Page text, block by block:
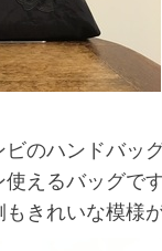
のハンドバッグ
えるバッグで
きれいな模様